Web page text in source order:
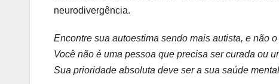
neurodivergência.
Encontre sua autoestima sendo mais autista, e não
Você não é uma pessoa que precisa ser curada ou
Sua prioridade absoluta deve ser a sua saúde mental